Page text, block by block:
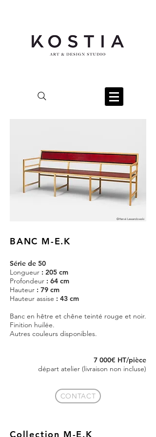
©Hervé Lewandowski
BANC M-E.K
Série de 50
Longueur : 205 cm
Profondeur : 64 cm
Hauteur : 79 cm
Hauteur assise : 43 cm
Banc en hêtre et chêne teinté rouge et noir.
Finition huilée.
Autres couleurs disponibles.
7 000€ HT/pièce
départ atelier (livraison non incluse)
CONTACT
Collection M-E.K